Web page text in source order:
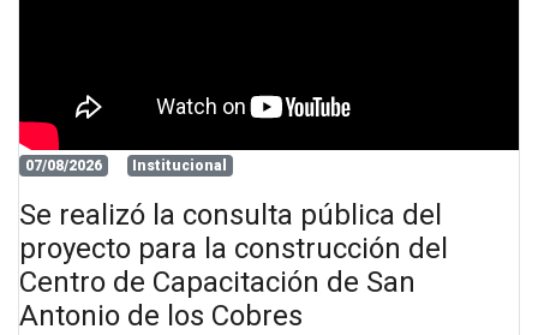
07/08/2026 Institucional
Se realizó la consulta pública del
proyecto para la construcción del
Centro de Capacitación de San
Antonio de los Cobres